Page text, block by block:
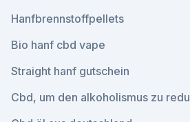
Hanfbrennstoffpellets
Bio hanf cbd vape
Straight hanf gutschein
Cbd, um den alkoholismus zu